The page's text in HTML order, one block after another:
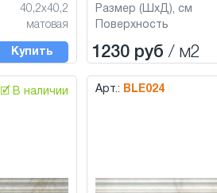
40,2x40,2
матовая
Купить
Размер (ШхД), см
Поверхность
1230 руб / м2
🗹 В наличии Арт.: BLE024